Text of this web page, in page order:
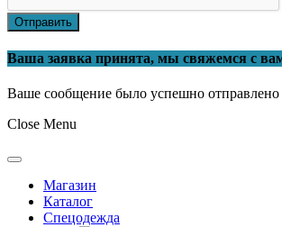
Отправить
Ваша заявка принята, мы свяжемся с
Ваше сообщение было успешно отправлено
Close Menu
Магазин
Каталог
Спецодежда